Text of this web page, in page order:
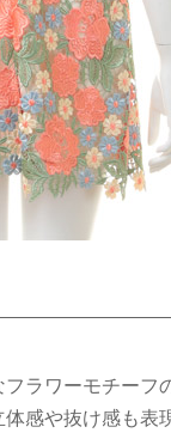
フラワーモチー
感や抜け感も表